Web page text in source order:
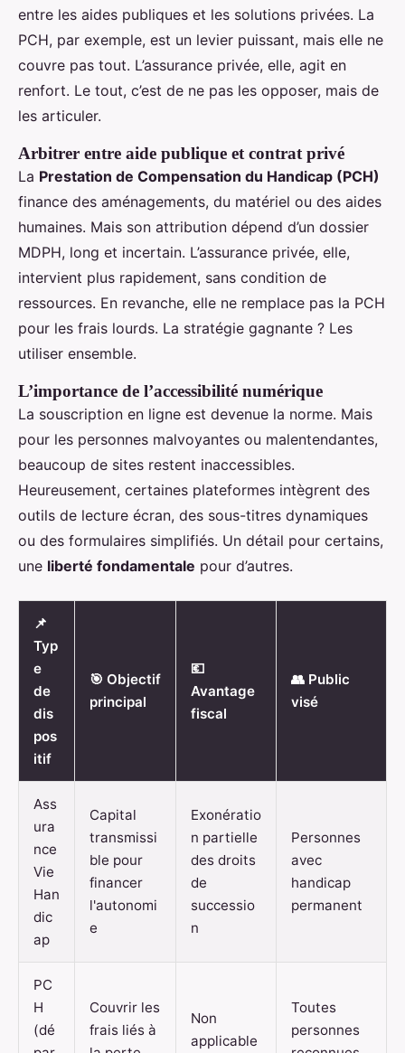
entre les aides publiques et les solutions privées. La
PCH, par exemple, est un levier puissant, mais elle ne
couvre pas tout. L’assurance privée, elle, agit en
renfort. Le tout, c’est de ne pas les opposer, mais de
les articuler.
Arbitrer entre aide publique et contrat privé
La Prestation de Compensation du Handicap (PCH)
finance des aménagements, du matériel ou des aides
humaines. Mais son attribution dépend d’un dossier
MDPH, long et incertain. L’assurance privée, elle,
intervient plus rapidement, sans condition de
ressources. En revanche, elle ne remplace pas la PCH
pour les frais lourds. La stratégie gagnante ? Les
utiliser ensemble.
L’importance de l’accessibilité numérique
La souscription en ligne est devenue la norme. Mais
pour les personnes malvoyantes ou malentendantes,
beaucoup de sites restent inaccessibles.
Heureusement, certaines plateformes intègrent des
outils de lecture écran, des sous-titres dynamiques
ou des formulaires simplifiés. Un détail pour certains,
une liberté fondamentale pour d’autres.
📌
Typ
e
de
dis
pos
itif
🎯 Objectif
principal
💶
Avantage
fiscal
👥 Public
visé
Ass
ura
nce
Vie
Han
dic
ap
Capital
transmissi
ble pour
financer
l'autonomi
e
Exonératio
n partielle
des droits
de
successio
n
Personnes
avec
handicap
permanent
PC
H
(dé
Couvrir les
frais liés à
Non
applicable
Toutes
personnes